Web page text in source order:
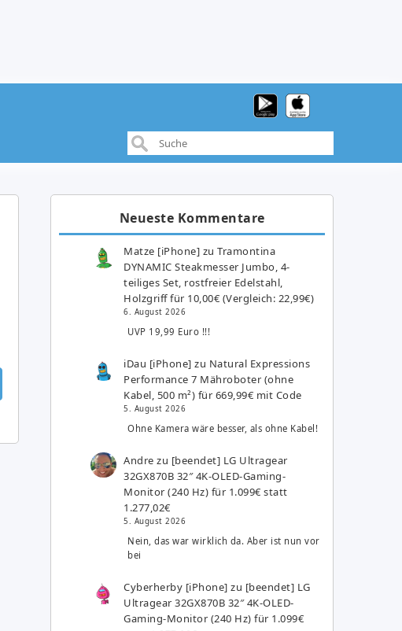
Neueste Kommentare
Matze [iPhone] zuTramontina
DYNAMIC Steakmesser Jumbo, 4-
teiliges Set, rostfreier Edelstahl,
Holzgriff für 10,00€ (Vergleich: 22,99€)
6. August 2026
UVP 19,99 Euro !!!
iDau [iPhone] zu Natural Expressions
Performance 7 Mähroboter (ohne
Kabel, 500 m²) für 669,99€ mit Code
5. August 2026
Ohne Kamera wäre besser, als ohne Kabel!
Andre zu [beendet] LG Ultragear
32GX870B 32″ 4K-OLED-Gaming-
Monitor (240 Hz) für 1.099€ statt
1.277,02€
5. August 2026
Nein, das war wirklich da. Aber ist nun vor
bei
Cyberherby [iPhone] zu [beendet] LG
Ultragear 32GX870B 32″ 4K-OLED-
Gaming-Monitor (240 Hz) für 1.099€